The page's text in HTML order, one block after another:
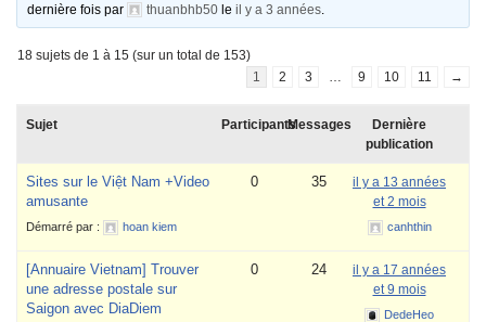
dernière fois par
thuanbhb50 leil y a 3 années
18 sujets de 1 à 15 (sur un total de 153)
1
2 3 9 10 11 →
Sujet ParticipantsMessages
Dernière
publication
Sites sur le Việt Nam +Video
amusante
Démarré par : hoan kiem
0 35
il y a 13 années
et 2 mois
canhthin
[Annuaire Vietnam] Trouver
une adresse postale sur
Saigon avec DiaDiem
0 24
il y a 17 années
et 9 mois
DedeHeo